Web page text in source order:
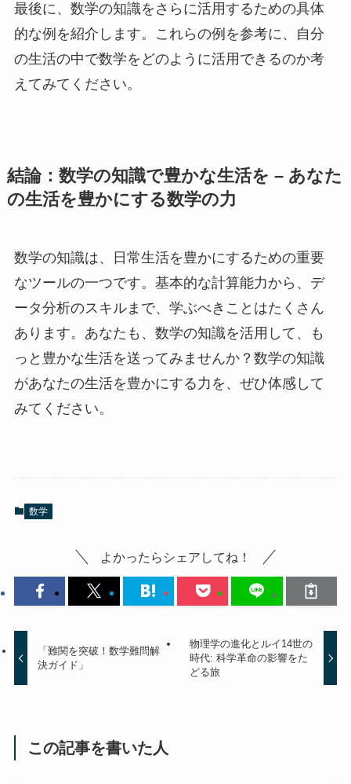
最後に、数学の知識をさらに活用するための具体
的な例を紹介します。これらの例を参考に、自分
の生活の中で数学をどのように活用できるのか考
えてみてください。
結論：数学の知識で豊かな生活を – あなた
の生活を豊かにする数学の力
数学の知識は、日常生活を豊かにするための重要
なツールの一つです。基本的な計算能力から、デ
ータ分析のスキルまで、学ぶべきことはたくさん
あります。あなたも、数学の知識を活用して、も
っと豊かな生活を送ってみませんか？数学の知識
があなたの生活を豊かにする力を、ぜひ体感して
みてください。
数学
よかったらシェアしてね！
「難関を突破！数学難問解
決ガイド」
物理学の進化とルイ14世の
時代: 科学革命の影響をた
どる旅
この記事を書いた人